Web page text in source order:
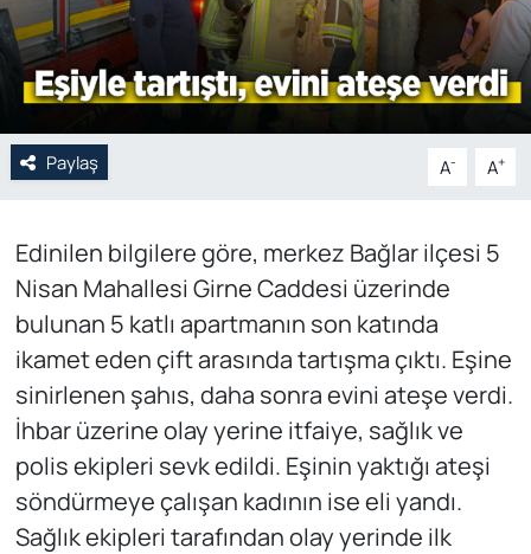
Paylaş A- A+
Edinilen bilgilere göre, merkez Bağlar ilçesi 5
Nisan Mahallesi Girne Caddesi üzerinde
bulunan 5 katlı apartmanın son katında
ikamet eden çift arasında tartışma çıktı. Eşine
sinirlenen şahıs, daha sonra evini ateşe verdi.
İhbar üzerine olay yerine itfaiye, sağlık ve
polis ekipleri sevk edildi. Eşinin yaktığı ateşi
söndürmeye çalışan kadının ise eli yandı.
Sağlık ekipleri tarafından olay yerinde ilk
Özel Haber
POLİTİKA
Siyaset
Web Tv
Yerel